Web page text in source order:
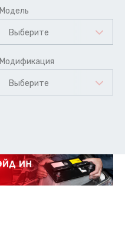
Модель
Выберите
Модификация
Выберите